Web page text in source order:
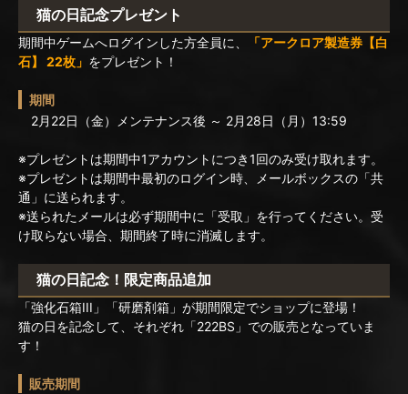
猫の日記念プレゼント
期間中ゲームへログインした方全員に、
「アークロア製造券【白
石】 22枚」 をプレゼント！
期間
2月22日（金）メンテナンス後 ～ 2月28日（月）13:59
※プレゼントは期間中1アカウントにつき1回のみ受け取れます。
※プレゼントは期間中最初のログイン時、メールボックスの「共
通」に送られます。
※送られたメールは必ず期間中に「受取」を行ってください。受
け取らない場合、期間終了時に消滅します。
猫の日記念！限定商品追加
「強化石箱III」「研磨剤箱」が期間限定でショップに登場！
猫の日を記念して、それぞれ「222BS」での販売となっていま
す！
販売期間